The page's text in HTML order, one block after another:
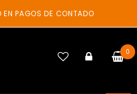
EN PAGOS DE CONTADO
0